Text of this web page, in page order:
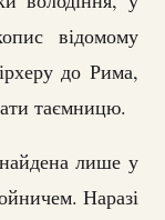
відомому
до Рима,
таємницю.
лише у
Наразі